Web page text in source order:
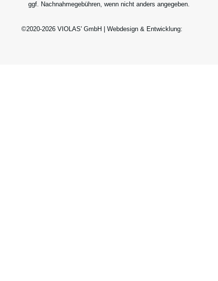
ggf. Nachnahmegebühren, wenn nicht anders angegeben.
©2020-2026 VIOLAS' GmbH | Webdesign & Entwicklung: